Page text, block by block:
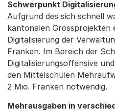
Schwerpunkt
Aufgrund des sich schnell
kantonalen Grossprojekten
Digitalisierung der
Franken. Im Bereich der
Digitalisierungsoffensive
den Mittelschulen
2 Mio. Franken notwendig.
Mehrausgaben in